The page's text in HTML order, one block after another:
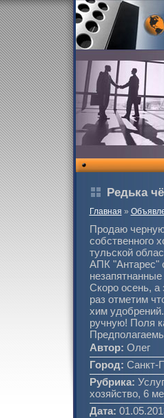
Редька
Главная »
Продаю
собственного
тульской
АПК "Антарес"
Скоро осень,
раз отметим
хим
ручную! Поля
Автор: Олег
Город: Санкт-
Рубрика:
хозяйство, 6
Дата: